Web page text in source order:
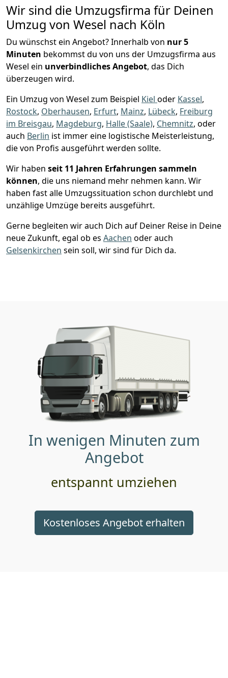
Wir sind die Umzugsfirma für Deinen
Umzug von Wesel nach Köln
Du wünschst ein Angebot? Innerhalb von nur 5
Minuten bekommst du von uns der Umzugsfirma aus
Wesel ein unverbindliches Angebot, das Dich
überzeugen wird.
Ein Umzug von Wesel zum Beispiel Kiel oder Kassel,
Rostock, Oberhausen, Erfurt, Mainz, Lübeck, Freiburg
im Breisgau, Magdeburg, Halle (Saale), Chemnitz, oder
auch Berlin ist immer eine logistische Meisterleistung,
die von Profis ausgeführt werden sollte.
Wir haben seit 11 Jahren Erfahrungen sammeln
können, die uns niemand mehr nehmen kann. Wir
haben fast alle Umzugssituation schon durchlebt und
unzählige Umzüge bereits ausgeführt.
Gerne begleiten wir auch Dich auf Deiner Reise in Deine
neue Zukunft, egal ob es Aachen oder auch
Gelsenkirchen sein soll, wir sind für Dich da.
In wenigen Minuten zum
Angebot
entspannt umziehen
Kostenloses Angebot erhalten